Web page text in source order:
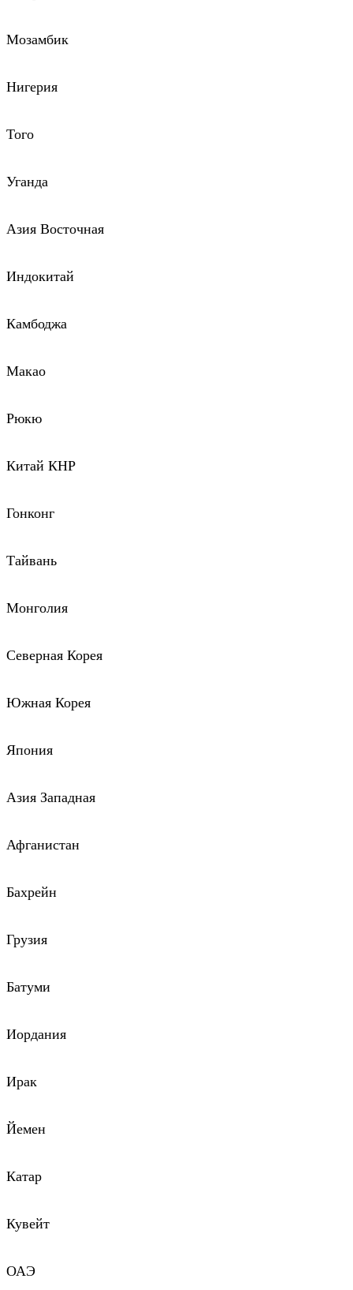
Мозамбик
Нигерия
Того
Уганда
Азия Восточная
Индокитай
Камбоджа
Макао
Рюкю
Китай КНР
Гонконг
Тайвань
Монголия
Северная Корея
Южная Корея
Япония
Азия Западная
Афганистан
Бахрейн
Грузия
Батуми
Иордания
Ирак
Йемен
Катар
Кувейт
ОАЭ